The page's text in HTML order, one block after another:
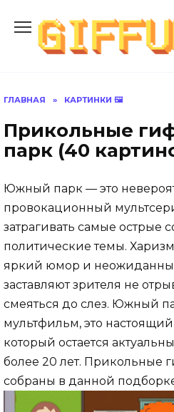
содержанию
ГЛАВНАЯ » КАРТИНКИ 🖼
Прикольные
парк (40
Южный парк — это
провокационный
затрагивать самые острые
политические темы.
яркий юмор и
заставляют зрителя не
смеяться до слез. Южный
мультфильм, это
который остается
более 20 лет.
собраны в данной